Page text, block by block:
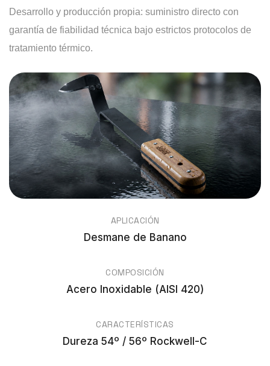
Desarrollo y producción propia: suministro directo con
garantía de fiabilidad técnica bajo estrictos protocolos de
tratamiento térmico.
APLICACIÓN
Desmane de Banano
COMPOSICIÓN
Acero Inoxidable (AISI 420)
CARACTERÍSTICAS
Dureza 54º / 56º Rockwell-C